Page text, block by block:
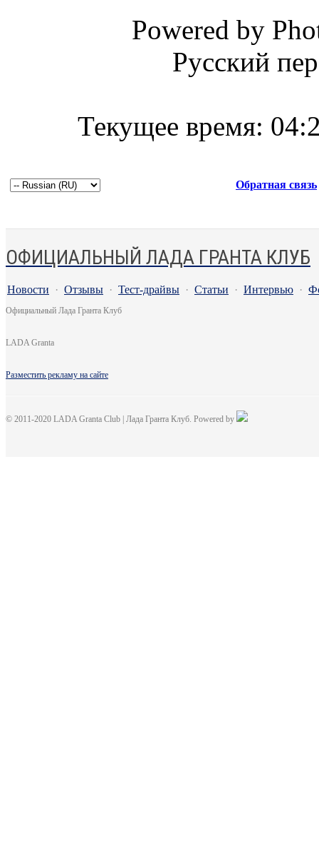
Powered by
Русский
Текущее время:
Обратная связь
ОФИЦИАЛЬНЫЙ ЛАДА ГРАНТА КЛУБ
Новости · Отзывы · Тест-драйвы · Статьи · Интервью ·
Официальный Лада Гранта Клуб
LADA Granta
Разместить рекламу на сайте
© 2011-2020 LADA Granta Club | Лада Гранта Клуб. Powered by